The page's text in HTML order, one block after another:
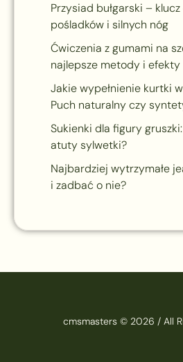
Przysiad bułgarski –
pośladków i silnych nóg
Ćwiczenia z gumami na
najlepsze metody i efekty
Jakie wypełnienie kurtki
Puch naturalny czy
Sukienki dla figury
atuty sylwetki?
Najbardziej wytrzymałe
i zadbać o nie?
cmsmasters © 2026 / All